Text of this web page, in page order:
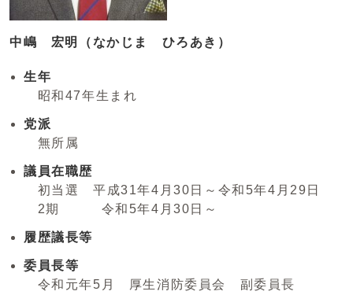
中嶋 宏明（なかじま ひろあき）
生年
昭和47年生まれ
党派
無所属
議員在職歴
初当選 平成31年4月30日～令和5年4月29日
2期 令和5年4月30日～
履歴議長等
委員長等
令和元年5月 厚生消防委員会 副委員長